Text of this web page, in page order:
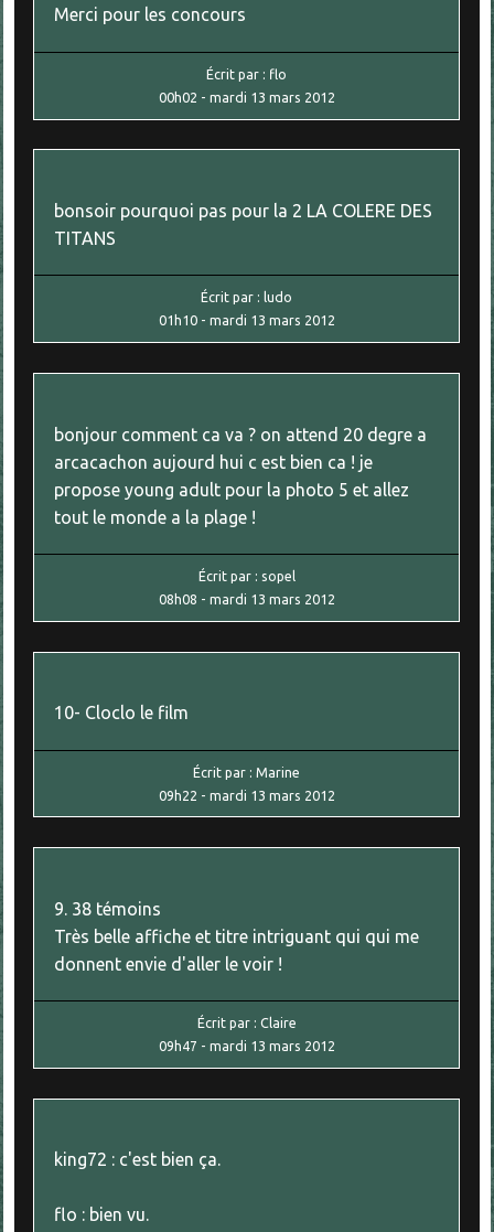
Merci pour les concours
Écrit par : flo
00h02 - mardi 13 mars 2012
bonsoir pourquoi pas pour la 2 LA COLERE DES
TITANS
Écrit par : ludo
01h10- mardi 13 mars 2012
bonjour comment ca va ? on attend 20 degre a
arcacachon aujourd hui c est bien ca ! je
propose young adult pour la photo 5 et allez
tout le monde a la plage !
Écrit par : sopel
08h08 - mardi 13 mars 2012
10- Cloclo le film
Écrit par :Marine
09h22 - mardi 13 mars 2012
9. 38 témoins
Très belle affiche et titre intriguant qui qui me
donnent envie d'aller le voir !
Écrit par : Claire
09h47 - mardi 13 mars 2012
king72 : c'est bien ça.
flo : bien vu.